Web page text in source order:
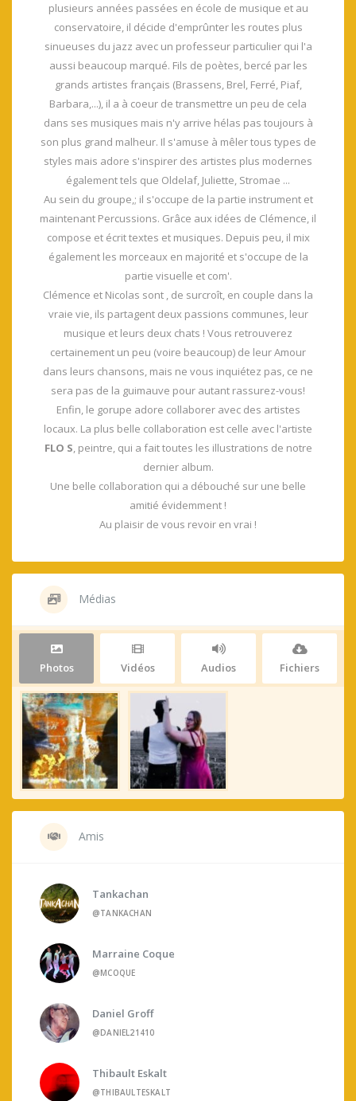
plusieurs années passées en école de musique et au
conservatoire, il décide d'emprûnter les routes plus
sinueuses du jazz avec un professeur particulier qui l'a
aussi beaucoup marqué. Fils de poètes, bercé par les
grands artistes français (Brassens, Brel, Ferré, Piaf,
Barbara,...), il a à coeur de transmettre un peu de cela
dans ses musiques mais n'y arrive hélas pas toujours à
son plus grand malheur. Il s'amuse à mêler tous types de
styles mais adore s'inspirer des artistes plus modernes
également tels que Oldelaf, Juliette, Stromae ...
Au sein du groupe,; il s'occupe de la partie instrument et
maintenant Percussions. Grâce aux idées de Clémence, il
compose et écrit textes et musiques. Depuis peu, il mix
également les morceaux en majorité et s'occupe de la
partie visuelle et com'.
Clémence et Nicolas sont , de surcroît, en couple dans la
vraie vie, ils partagent deux passions communes, leur
musique et leurs deux chats ! Vous retrouverez
certainement un peu (voire beaucoup) de leur Amour
dans leurs chansons, mais ne vous inquiétez pas, ce ne
sera pas de la guimauve pour autant rassurez-vous!
Enfin, le gorupe adore collaborer avec des artistes
locaux. La plus belle collaboration est celle avec l'artiste
FLO S, peintre, qui a fait toutes les illustrations de notre
dernier album.
Une belle collaboration qui a débouché sur une belle
amitié évidemment !
Au plaisir de vous revoir en vrai !
Médias
Photos Vidéos Audios Fichiers
Amis
Tankachan
@TANKACHAN
Marraine Coque
@MCOQUE
Daniel Groff
@DANIEL21410
Thibault Eskalt
@THIBAULTESKALT